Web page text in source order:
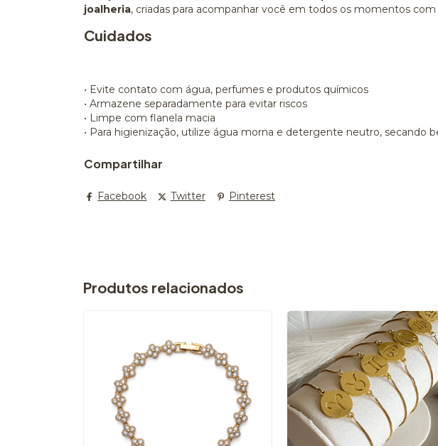
joalheria, criadas para acompanhar você em todos os momentos com
Cuidados
• Evite contato com água, perfumes e produtos químicos
• Armazene separadamente para evitar riscos
• Limpe com flanela macia
• Para higienização, utilize água morna e detergente neutro, secando
Compartilhar
Facebook Twitter Pinterest
Produtos relacionados